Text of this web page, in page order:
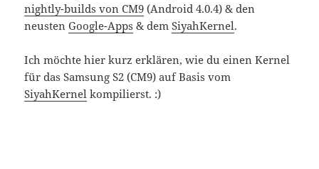
nightly-builds von CM9 (Android 4.0.4) & den
neustenGoogle-Apps & demSiyahKernel.
Ich möchte hier kurz erklären, wie du einen Kernel
für das Samsung S2 (CM9) auf Basis vom
SiyahKernel kompilierst. :)